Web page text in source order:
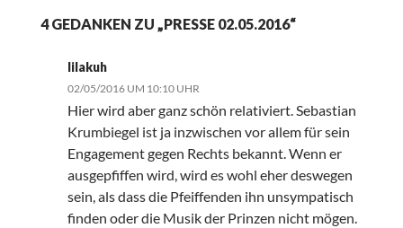
4 GEDANKEN ZU „PRESSE 02.05.2016“
lilakuh
02/05/2016 UM 10:10 UHR
Hier wird aber ganz schön relativiert. Sebastian
Krumbiegel ist ja inzwischen vor allem für sein
Engagement gegen Rechts bekannt. Wenn er
ausgepfiffen wird, wird es wohl eher deswegen
sein, als dass die Pfeiffenden ihn unsympatisch
finden oder die Musik der Prinzen nicht mögen.